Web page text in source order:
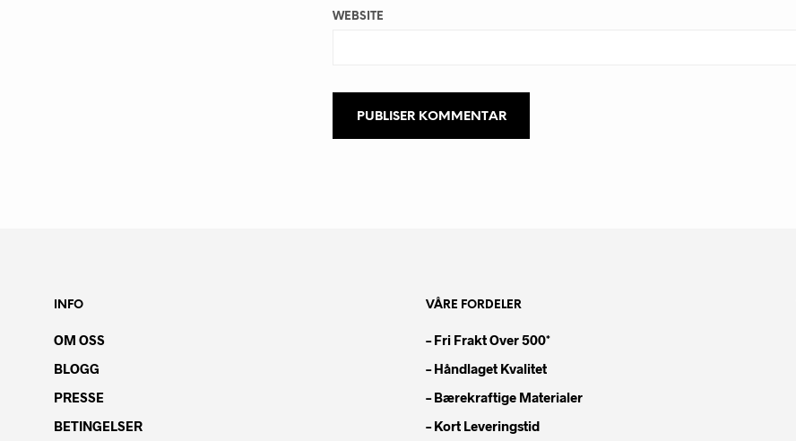
WEBSITE
INFO
OM OSS
BLOGG
PRESSE
BETINGELSER
VÅRE FORDELER
– Fri Frakt Over 500*
– Håndlaget Kvalitet
– Bærekraftige Materialer
– Kort Leveringstid